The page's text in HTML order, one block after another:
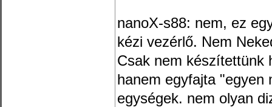
nanoX-s88: nem, ez
kézi vezérlő. Nem
Csak nem készítettünk
hanem egyfajta "egyen
egységek. nem olyan